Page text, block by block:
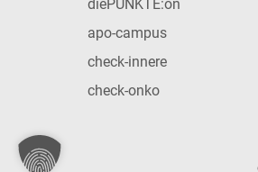
diePUNKTE:on
apo-campus
check-innere
check-onko